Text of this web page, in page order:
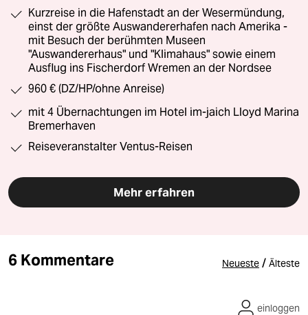
Kurzreise in die Hafenstadt an der Wesermündung,
einst der größte Auswandererhafen nach Amerika -
mit Besuch der berühmten Museen
"Auswandererhaus" und "Klimahaus" sowie einem
Ausflug ins Fischerdorf Wremen an der Nordsee
960 € (DZ/HP/ohne Anreise)
mit 4 Übernachtungen im Hotel im-jaich Lloyd Marina
Bremerhaven
Reiseveranstalter Ventus-Reisen
Mehr erfahren
6 Kommentare Neueste / Älteste
einloggen